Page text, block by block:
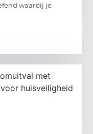
waarbij je